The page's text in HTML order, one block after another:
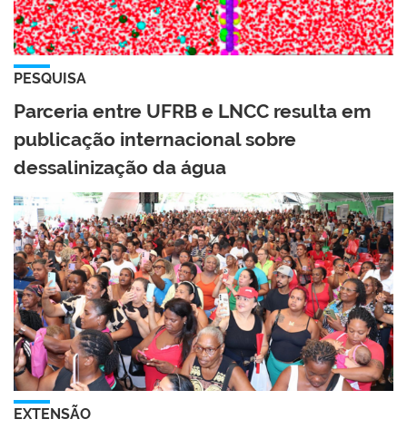
PESQUISA
Parceria entre UFRB e LNCC resulta em
publicação internacional sobre
dessalinização da água
EXTENSÃO